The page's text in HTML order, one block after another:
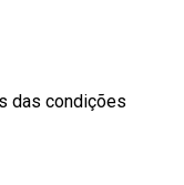
das condições